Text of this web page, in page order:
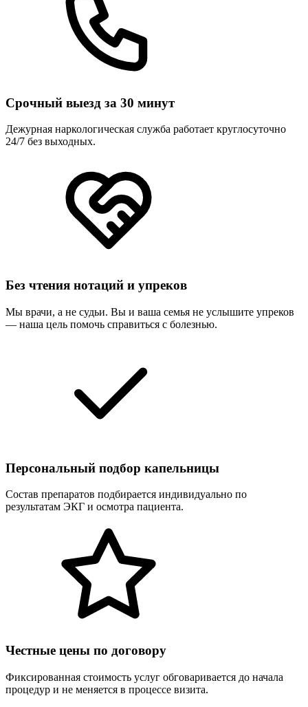
Срочный выезд за 30 минут
Дежурная наркологическая служба работает круглосуточно
24/7 без выходных.
Без чтения нотаций и упреков
Мы врачи, а не судьи. Вы и ваша семья не услышите упреков
— наша цель помочь справиться с болезнью.
Персональный подбор капельницы
Состав препаратов подбирается индивидуально по
результатам ЭКГ и осмотра пациента.
Честные цены по договору
Фиксированная стоимость услуг обговаривается до начала
процедур и не меняется в процессе визита.